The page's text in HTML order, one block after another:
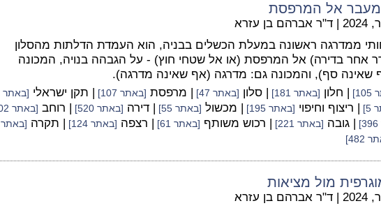
אל המרפסת
| ד"ר אברהם בן עזרא
ממדרגה ראשונה במעלת הכשלים בבניה, הוא העמדת הדלתות מהסלון
אחר בדירה) אל המרפסת (או אל שטחי חוץ) - על הגבהה בנויה, המכונה
שאינה סף), והמכונה גם: מדרגה (אף שאינה מדרגה).
| חלון [באתר 181] | סלון [באתר 47] | מרפסת [באתר 107] | תקן ישראלי [באתר 95]
| ריצוף וחיפוי [באתר 195] | מכשול [באתר 55] | דירה [באתר 520] | רוחב [באתר 102]
| גובה [באתר 221] | רכוש משותף [באתר 61] | רצפה [באתר 124] | תקרה [באתר 45]
482]
מול מציאות
| ד"ר אברהם בן עזרא